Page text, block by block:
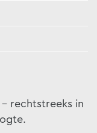
rechtstreeks in